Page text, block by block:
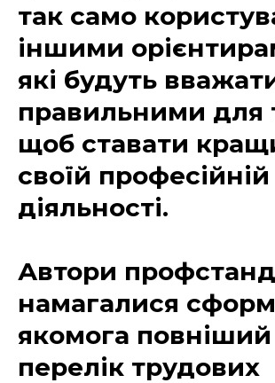
так само
іншими
які будуть
правильними для
щоб ставати
своїй професійній
діяльності.
Автори
намагалися
якомога повніший
перелік трудових